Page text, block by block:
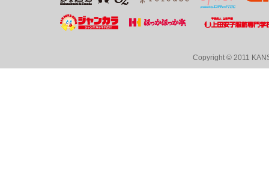
Copyright © 2011